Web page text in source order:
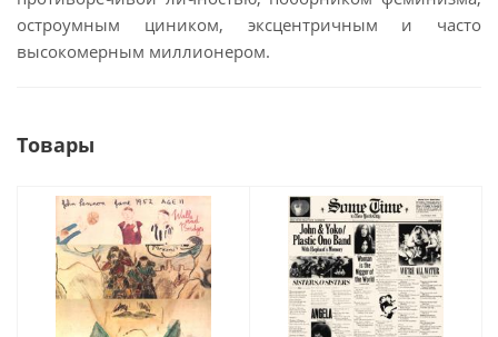
остроумным циником, эксцентричным и часто
высокомерным миллионером.
Товары